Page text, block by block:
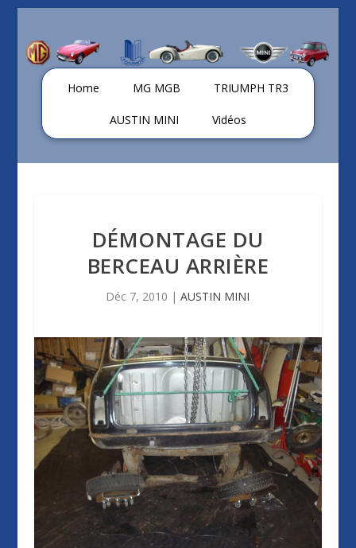
Home MG MGB TRIUMPH TR3
AUSTIN MINI Vidéos
DÉMONTAGE DU
BERCEAU ARRIÈRE
Déc 7, 2010 |AUSTIN MINI